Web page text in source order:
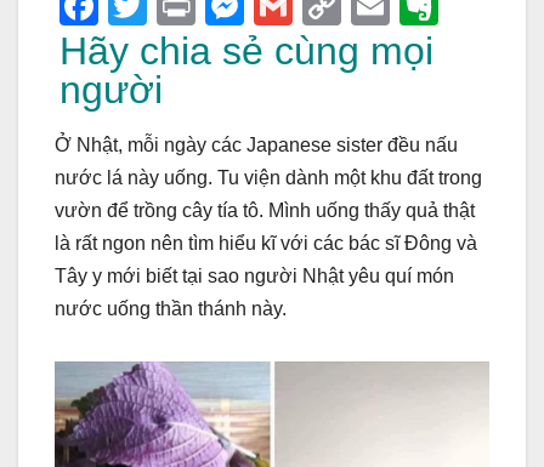
a
c
e
b
o
o
k
wi
tt
er
in e
n
g
er
m o
p
Li
n
k
m
ail
ot
e
Hãy chia sẻ cùng mọi
người
Ở Nhật, mỗi ngày các Japanese sister đều nấu
nước lá này uống. Tu viện dành một khu đất trong
vườn để trồng cây tía tô. Mình uống thấy quả thật
là rất ngon nên tìm hiểu kĩ với các bác sĩ Đông và
Tây y mới biết tại sao người Nhật yêu quí món
nước uống thần thánh này.